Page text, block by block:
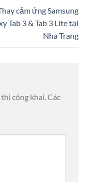
cảm ứng Samsung
Tab 3 & Tab 3 Lite tại
Nha Trang
công khai.Các